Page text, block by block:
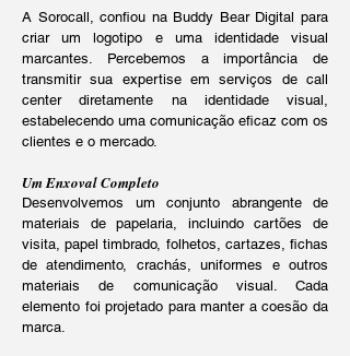
A Sorocall, confiou na Buddy Bear Digital para
criar um logotipo e uma identidade visual
marcantes. Percebemos a importância de
transmitir sua expertise em serviços de call
center diretamente na identidade visual,
estabelecendo uma comunicação eficaz com os
clientes e o mercado.
Um Enxoval Completo
Desenvolvemos um conjunto abrangente de
materiais de papelaria, incluindo cartões de
visita, papel timbrado, folhetos, cartazes, fichas
de atendimento, crachás, uniformes e outros
materiais de comunicação visual. Cada
elemento foi projetado para manter a coesão da
marca.